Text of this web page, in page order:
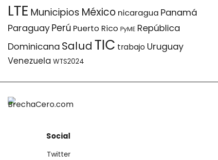
LTE Municipios México nicaragua Panamá
Paraguay Perú Puerto Rico PyME República
Dominicana Salud TIC trabajo Uruguay
Venezuela WTS2024
Social
Twitter